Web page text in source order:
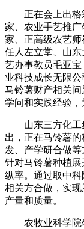
正在会上出格筹
家、农业手艺推
家、正高级农艺
任人左立堂、山
艺办事教员毛亚
业科技成长无限
马铃薯财产相关
学问和实践经验，
山东三方化工
出，正在马铃薯
发、产学研合做
针对马铃薯种植
纵率。通过取中
相关方合做，实
产量和质量。
农牧业科学院